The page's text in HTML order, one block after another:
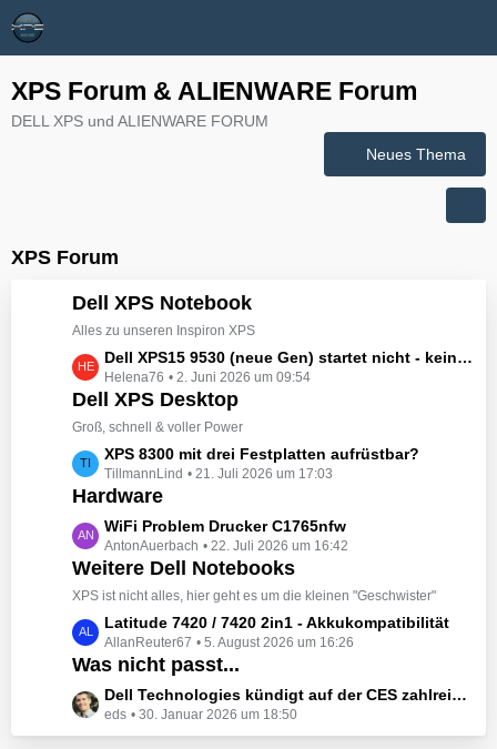
XPS Forum & ALIENWARE Forum
DELL XPS und ALIENWARE FORUM
Neues Thema
XPS Forum
Dell XPS Notebook
Alles zu unseren Inspiron XPS
L
e
t
z
e
B
i
r
ä
g
e
Dell XPS15 9530 (neue Gen) startet nicht - kein booten, kein Licht - nichts tut sich - hat jemand eine Idee wie man ihn zum Leben erwecken könnte?
Helena76 2. Juni 2026 um 09:54
Dell XPS Desktop
Groß, schnell & voller Power
L
e
t
z
t
e
B
i
r
ä
g
XPS 8300 mit drei Festplatten aufrüstbar?
TillmannLind 21. Juli 2026 um 17:03
Hardware
L
e
t
z
e
B
i
WiFi Problem Drucker C1765nfw
AntonAuerbach 22. Juli 2026 um 16:42
Weitere Dell Notebooks
XPS ist nicht alles, hier geht es um die kleinen "Geschwister"
L
e
t
z
t
e
Latitude 7420 / 7420 2in1 - Akkukompatibilität
AllanReuter67 5. August 2026 um 16:26
Was nicht passt...
L
e
t
Dell Technologies kündigt auf der CES zahlreiche Alienware-Neuheiten an
eds 30. Januar 2026 um 18:50